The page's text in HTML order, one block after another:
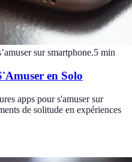
sur smartphone.5 min
en Solo
apps pour s'amuser sur
de solitude en expériences